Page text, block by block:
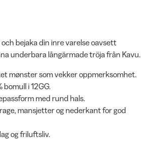
bejaka din inre varelse oavsett
underbara långärmade tröja från Kavu.
mønster som vekker oppmerksomhet.
bomull i 12GG.
med rund hals.
mansjetter og nederkant for god
og friluftsliv.